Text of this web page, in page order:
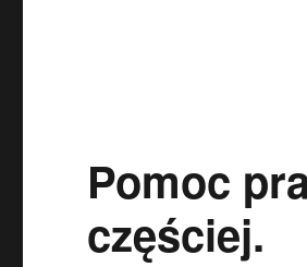
Pomoc
częściej.